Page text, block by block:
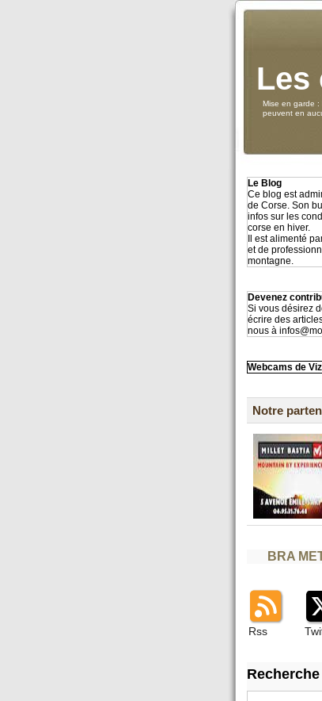
Les
Mise en garde :
peuvent en
Le Blog
Ce blog est
de Corse. Son
infos sur les
corse en hiver.
Il est alimenté
et de
montagne.
Devenez
Si vous désirez
écrire des
nous à
Webcams de
Notre
BRA
Rss
Recherche